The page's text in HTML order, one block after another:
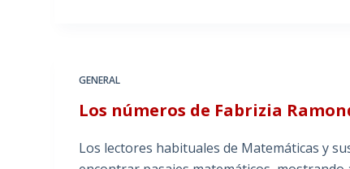
GENERAL
Los números de Fabrizia
Los lectores habituales de Matemáticas y